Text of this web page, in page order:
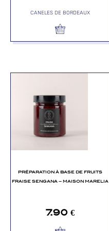
CANELES DE BORDEAUX
PRÉPARATION À BASE DE FRUITS
FRAISE SENGANA – MAISON MARELIA
7.90 €